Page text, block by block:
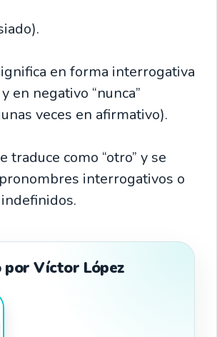
en forma interrogativa
en negativo “nunca”
veces en afirmativo).
traduce como “otro” y se
interrogativos o
por Víctor López